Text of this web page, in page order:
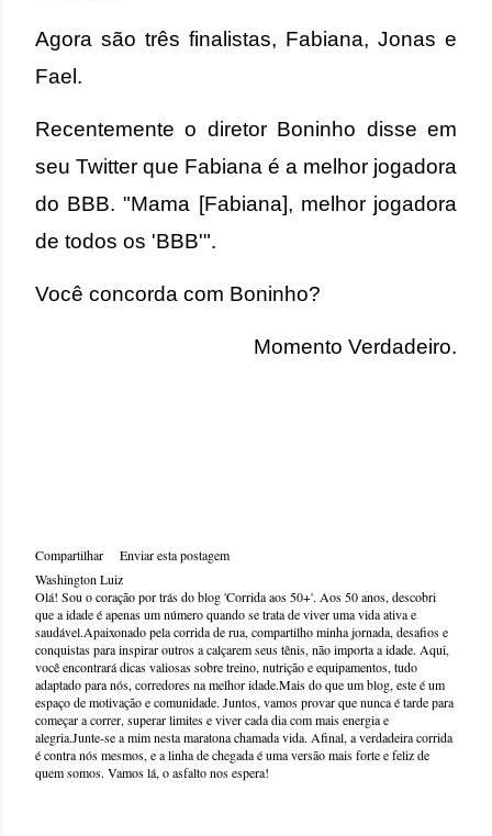
Agora são três finalistas, Fabiana, Jonas e
Fael.
Recentemente o diretor Boninho disse em
seu Twitter que Fabiana é a melhor jogadora
do BBB."Mama [Fabiana], melhor jogadora
de todos os 'BBB'".
Você concorda com Boninho?
Momento Verdadeiro.
Compartilhar
Enviar esta postagem
Washington Luiz
Olá! Sou o coração por trás do blog 'Corrida aos 50+'. Aos 50 anos, descobri
que a idade é apenas um número quando se trata de viver uma vida ativa e
saudável.Apaixonado pela corrida de rua, compartilho minha jornada, desafios e
conquistas para inspirar outros a calçarem seus tênis, não importa a idade. Aqui,
você encontrará dicas valiosas sobre treino, nutrição e equipamentos, tudo
adaptado para nós, corredores na melhor idade.Mais do que um blog, este é um
espaço de motivação e comunidade. Juntos, vamos provar que nunca é tarde para
começar a correr, superar limites e viver cada dia com mais energia e
alegria.Junte-se a mim nesta maratona chamada vida. Afinal, a verdadeira corrida
é contra nós mesmos, e a linha de chegada é uma versão mais forte e feliz de
quem somos. Vamos lá, o asfalto nos espera!